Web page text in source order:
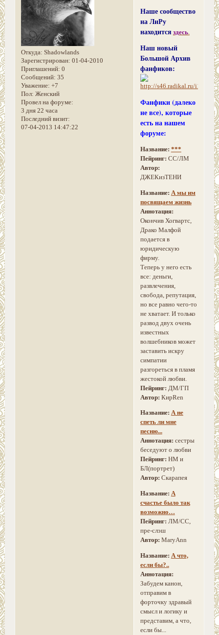
Откуда: Shadowlands
Зарегистрирован: 01-04-2010
Приглашений: 0
Сообщений: 35
Уважение: +7
Пол: Женский
Провел на форуме:
3 дня 22 часа
Последний визит:
07-04-2013 14:47:22
Наше сообщество
на ЛиРу
находится здесь.
Наш новый
Большой Архив
фанфиков:
Фанфики (далеко
не все), которые
есть на нашем
форуме:
Название: ***
Пейринг: СС/ЛМ
Автор:
ДЖЕКизТЕНИ
Название: А мы им
посвящаем жизнь
Аннотация:
Окончив Хогвартс,
Драко Малфой
подается в
юридическую
фирму.
Теперь у него есть
все: деньги,
развлечения,
свобода, репутация,
но все равно чего-то
не хватает. И только
развод двух очень
известных
волшебников может
заставить искру
симпатии
разгореться в пламя
жестокой любви.
Пейринг: ДМ/ГП
Автор: КирRen
Название: А не
спеть ли мне
песню...
Аннотация: сестры
беседуют о любви
Пейринг: НМ и
БЛ(портрет)
Автор: Скарапея
Название: А
счастье было так
возможно…
Пейринг: ЛМ/СС,
пре-слэш
Автор: MaryAnn
Название: А что,
если бы?..
Аннотация:
Забудем канон,
отправим в
форточку здравый
смысл и логику и
представим, а что,
если бы...